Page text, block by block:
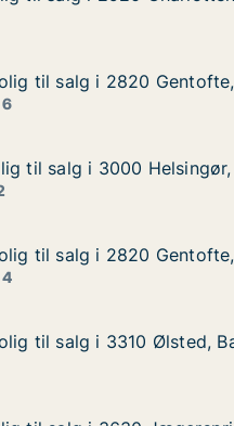
Blidahlund
2820 Gentofte, Bregnevej
til salg i 2820
til salg i 2820
Helsingør,
til salg i 3000 Helsingør,
til salg i 3000 Helsingør,
2820 Gentofte, Bregnevej
til salg i 2820
til salg i 2820
i 3310 Ølsted, Bavnager
til salg i 3310 Ølsted,
til salg i 3310 Ølsted,